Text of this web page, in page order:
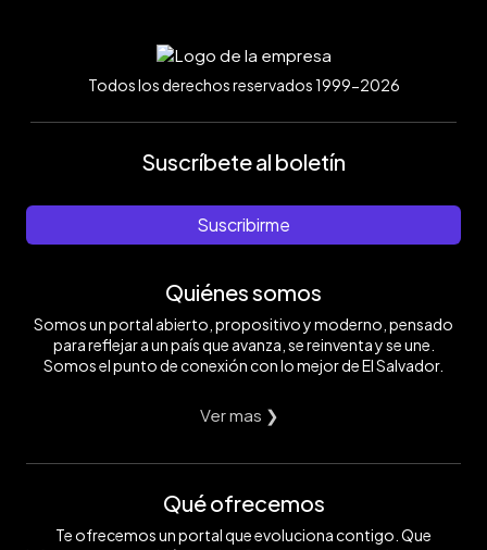
Todos los derechos reservados 1999-2026
Suscríbete al boletín
Suscribirme
Quiénes somos
Somos un portal abierto, propositivo y moderno, pensado
para reflejar a un país que avanza, se reinventa y se une.
Somos el punto de conexión con lo mejor de El Salvador.
Ver mas ❯
Qué ofrecemos
Te ofrecemos un portal que evoluciona contigo. Que